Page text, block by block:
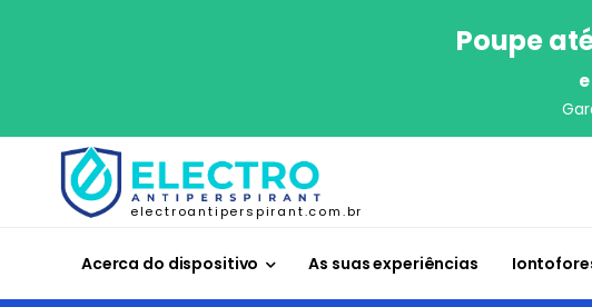
Poupe
electroantiperspirant.com.br
Acerca do dispositivo As suas experiências